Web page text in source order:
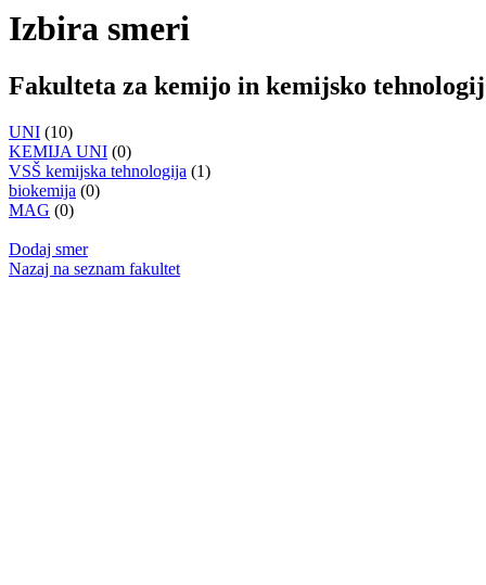
Izbira smeri
Fakulteta za kemijo in kemijsko
UNI (10)
KEMIJA UNI (0)
VSŠ kemijska tehnologija (1)
biokemija (0)
MAG (0)
Dodaj smer
Nazaj na seznam fakultet